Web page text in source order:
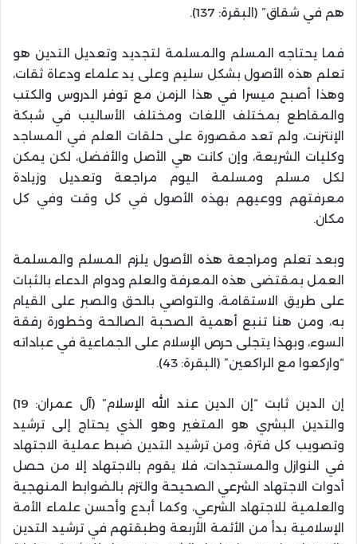
هم في شقاق” (البقرة: 137).
فما يحتاجه المسلم والمسلمة لتجديد وتعديل التدين هو
تعلم هذه الأصول بشكل سليم وعلى يد علماء ودعاة ثقات،
وهذا أصبح ميسرا في هذا الزمن مع توفر الدروس والكتب
والمقاطع بمختلف اللغات ومختلف الأساليب في شبكة
الإنترنت، ولم تعد مقصورة على حلقات العلم في المساجد
وكليات الشريعة، وإن كانت هي الأصل والأفضل، لكن يمكن
لكل مسلم ومسلمة اليوم مراجعة وتعديل وزيادة
معرفتهم ووعيهم بهذه الأصول في كل وقت وفي كل
مكان.
وبعد تعلم ومراجعة هذه الأصول يلزم المسلم والمسلمة
العمل بمقتضى هذه المعرفة والعلم ودوام الدعاء بالثبات
على طريق الاستقامة، والتواصي بالحق والصبر على القيام
به، ومن هنا تنبع أهمية الصحبة الصالحة وخطورة رفقة
السوء، وبهذا يتجلى حرص الإسلام على الجماعية في عباداته
“واركعوا مع الراكعين” (البقرة: 43).
إن الدين ثابت “إن الدين عند الله الإسلام” (آل عمران: 19)
والتدين البشري هو المتغير وهو الذي يحتاج إلى ترشيد
وتصويب كل فترة، ومن ترشيد التدين ضبط عملية الاجتهاد
في النوازل والمستجدات، فلا يقوم بالاجتهاد إلا من حصل
أدوات الاجتهاد الشرعي الصحيحة والتزم بالضوابط المنهجية
والعلمية للاجتهاد الشرعي، وكما أبدع وأحسن علماء الأمة
الإسلامية بدأ من الأئمة الأربعة وطبقتهم في ترشيد التدين